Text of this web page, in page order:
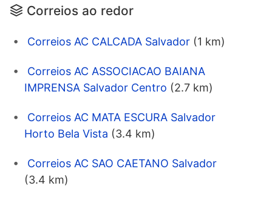
Correios ao redor
Correios AC CALCADA Salvador (1 km)
Correios AC ASSOCIACAO BAIANA
IMPRENSA Salvador Centro (2.7 km)
Correios AC MATA ESCURA Salvador
Horto Bela Vista (3.4 km)
Correios AC SAO CAETANO Salvador
(3.4 km)